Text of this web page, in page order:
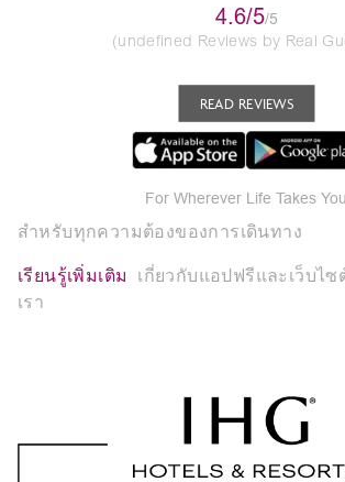
4.6/5/5
(undefined Reviews by Real
READ REVIEWS
For Wherever Life Takes You
สำหรับทุกความต้องของการเดินทาง
เรียนรู้เพิ่มเติม
เกี่ยวกับแอปฟรีและเว็บไ
เรา